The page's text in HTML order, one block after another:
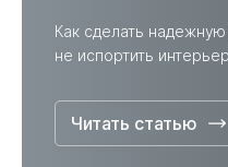
Как сделать
не испортить интерьер.
Читать статью